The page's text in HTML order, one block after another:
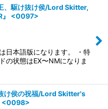
、駆け抜け侯/Lord Skitter,
』 <0097>
日本語版になります。 ・特
の状態はEX〜NMになりま
け侯の祝福/Lord Skitter's
<0098>